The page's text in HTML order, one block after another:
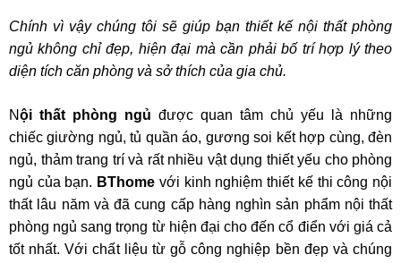
Chính vì vậy chúng tôi sẽ giúp bạn thiết kế nội thất phòng
ngủ không chỉ đẹp, hiện đại mà cần phải bố trí hợp lý theo
diện tích căn phòng và sở thích của gia chủ.
Nội thất phòng ngủ được quan tâm chủ yếu là những
chiếc giường ngủ, tủ quần áo, gương soi kết hợp cùng, đèn
ngủ, thảm trang trí và rất nhiều vật dụng thiết yếu cho phòng
ngủ của bạn. BThome với kinh nghiệm thiết kế thi công nội
thất lâu năm và đã cung cấp hàng nghìn sản phẩm nội thất
phòng ngủ sang trọng từ hiện đại cho đến cổ điển với giá cả
tốt nhất. Với chất liệu từ gỗ công nghiệp bền đẹp và chúng